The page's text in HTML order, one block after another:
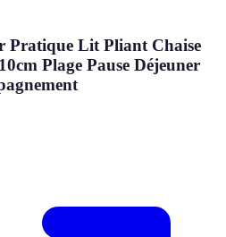
Lit Pliant Chaise
Plage Pause Déjeuner